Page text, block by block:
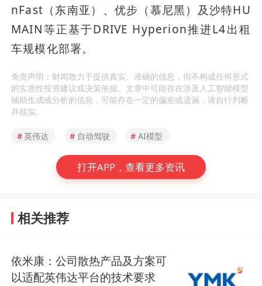
nFast（东南亚）、优步（慕尼黑）及沙特HU
MAIN等正基于DRIVE Hyperion推进L4出租
车规模化部署。
免责声明：财闻致力于提供真实、准确的信息，但不构成任何形式
的实质性投资建议或决策依据。文章中可能存在涉及人工智能模型
辅助生成或分析的信息，可能存在一定的偏差或遗漏，请自行判断
并核实。
#英伟达 # 自动驾驶 # AI模型
打开APP，查看更多资讯
相关推荐
依米康：公司散热产品及方案可
以适配英伟达平台的技术要求